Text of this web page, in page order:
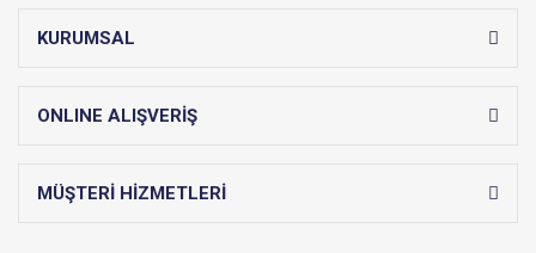
KURUMSAL
ONLINE ALIŞVERİŞ
MÜŞTERİ HİZMETLERİ